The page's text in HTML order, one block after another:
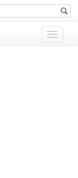
Показать
меню